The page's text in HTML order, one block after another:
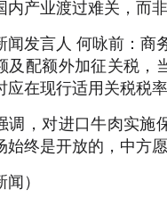
内产业渡过难关，而
闻发言人 何咏前：商
及配额外加征关税，
应在现行适用关税税
调，对进口牛肉实施
始终是开放的，中方
闻）